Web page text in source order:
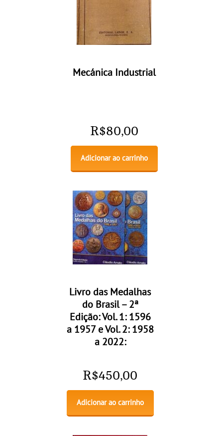
Mecánica Industrial
R$80,00
Adicionar ao carrinho
Livro das Medalhas
do Brasil – 2ª
Edição: Vol. 1: 1596
a 1957 e Vol. 2: 1958
a 2022:
R$450,00
Adicionar ao carrinho